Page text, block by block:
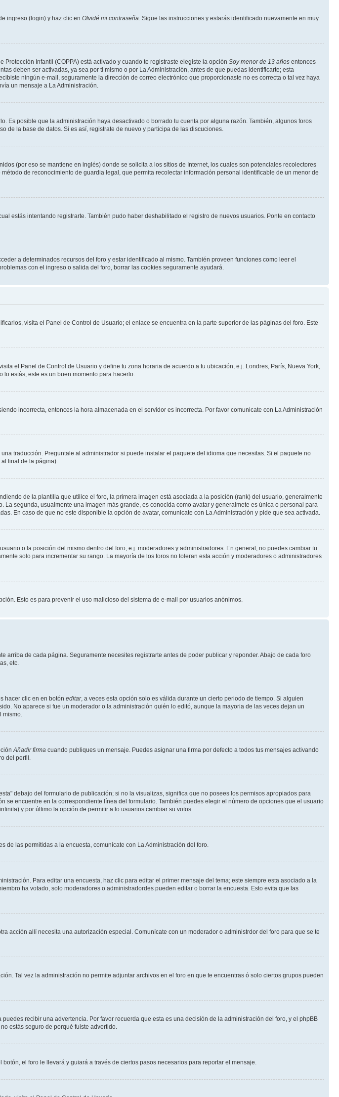
ingreso (login) y haz clic en Olvidé mi contraseña. Sigue las instrucciones y estarás identificado nuevamente en muy
Infantil (COPPA) está activado y cuando te registraste elegiste la opción Soy menor de 13 años entonces
deben ser activadas, ya sea por ti mismo o por La Administración, antes de que puedas identificarte; esta
ningún e-mail, seguramente la dirección de correo electrónico que proporcionaste no es correcta o tal vez haya
un mensaje a La Administración.
Es posible que la administración haya desactivado o borrado tu cuenta por alguna razón. También, algunos foros
de la base de datos. Si es así, registrate de nuevo y participa de las discuciones.
(por eso se mantiene en inglés) donde se solicita a los sitios de Internet, los cuales son potenciales recolectores
de reconocimiento de guardia legal, que permita recolectar información personal identificable de un menor de
estás intentando registrarte. También pudo haber deshabilitado el registro de nuevos usuarios. Ponte en contacto
a determinados recursos del foro y estar identificado al mismo. También proveen funciones como leer el
con el ingreso o salida del foro, borrar las cookies seguramente ayudará.
visita el Panel de Control de Usuario; el enlace se encuentra en la parte superior de las páginas del foro. Este
el Panel de Control de Usuario y define tu zona horaria de acuerdo a tu ubicación, e.j. Londres, París, Nueva York,
lo estás, este es un buen momento para hacerlo.
incorrecta, entonces la hora almacenada en el servidor es incorrecta. Por favor comunicate con La Administración
traducción. Preguntale al administrador si puede instalar el paquete del idioma que necesitas. Si el paquete no
final de la página).
de la plantilla que utilice el foro, la primera imagen está asociada a la posición (rank) del usuario, generalmente
segunda, usualmente una imagen más grande, es conocida como avatar y generalmete es única o personal para
En caso de que no este disponible la opción de avatar, comunicate con La Administración y pide que sea activada.
o la posición del mismo dentro del foro, e.j. moderadores y administradores. En general, no puedes cambiar tu
solo para incrementar su rango. La mayoría de los foros no toleran esta acción y moderadores o administradores
Esto es para prevenir el uso malicioso del sistema de e-mail por usuarios anónimos.
de cada página. Seguramente necesites registrarte antes de poder publicar y reponder. Abajo de cada foro
etc.
hacer clic en en botón editar, a veces esta opción solo es válida durante un cierto periodo de tiempo. Si alguien
No aparece si fue un moderador o la administración quién lo editó, aunque la mayoria de las veces dejan un
mismo.
Añadir firma cuando publiques un mensaje. Puedes asignar una firma por defecto a todos tus mensajes activando
del perfil.
debajo del formulario de publicación; si no la visualizas, significa que no posees los permisos apropiados para
encuentre en la correspondiente línea del formulario. También puedes elegir el número de opciones que el usuario
y por último la opción de permitir a lo usuarios cambiar su votos.
de las permitidas a la encuesta, comunícate con La Administración del foro.
Para editar una encuesta, haz clic para editar el primer mensaje del tema; este siempre esta asociado a la
ha votado, solo moderadores o administradordes pueden editar o borrar la encuesta. Esto evita que las
acción allí necesita una autorización especial. Comunícate con un moderador o administrdor del foro para que se te
Tal vez la administración no permite adjuntar archivos en el foro en que te encuentras ó solo ciertos grupos pueden
recibir una advertencia. Por favor recuerda que esta es una decisión de la administración del foro, y el phpBB
estás seguro de porqué fuiste advertido.
el foro le llevará y guiará a través de ciertos pasos necesarios para reportar el mensaje.